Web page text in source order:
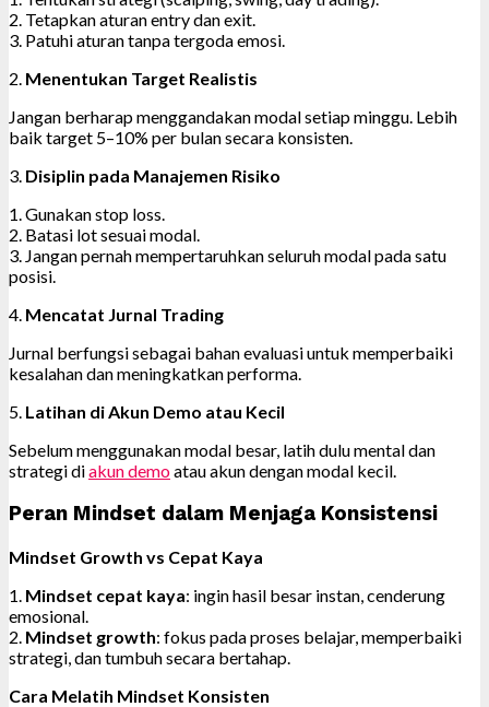
2. Tetapkan aturan entry dan exit.
3. Patuhi aturan tanpa tergoda emosi.
2. Menentukan Target Realistis
Jangan berharap menggandakan modal setiap minggu. Lebih
baik target 5–10% per bulan secara konsisten.
3. Disiplin pada Manajemen Risiko
1. Gunakan stop loss.
2. Batasi lot sesuai modal.
3. Jangan pernah mempertaruhkan seluruh modal pada satu
posisi.
4. Mencatat Jurnal Trading
Jurnal berfungsi sebagai bahan evaluasi untuk memperbaiki
kesalahan dan meningkatkan performa.
5. Latihan di Akun Demo atau Kecil
Sebelum menggunakan modal besar, latih dulu mental dan
strategi diakun demoatau akun dengan modal kecil.
Peran Mindset dalam Menjaga Konsistensi
Mindset Growth vs Cepat Kaya
1. Mindset cepat kaya: ingin hasil besar instan, cenderung
emosional.
2. Mindset growth: fokus pada proses belajar, memperbaiki
strategi, dan tumbuh secara bertahap.
Cara Melatih Mindset Konsisten